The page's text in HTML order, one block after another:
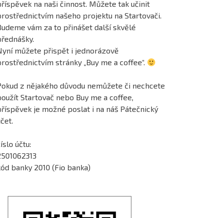
na naši činnost. Můžete tak učinit
našeho projektu na Startovači.
vám za to přinášet další skvělé
můžete přispět i jednorázově
stránky „Buy me a coffee“.
z nějakého důvodu nemůžete či nechcete
Startovač nebo Buy me a coffee,
je možné poslat i na náš Pátečnický
účtu:
banky 2010 (Fio banka)